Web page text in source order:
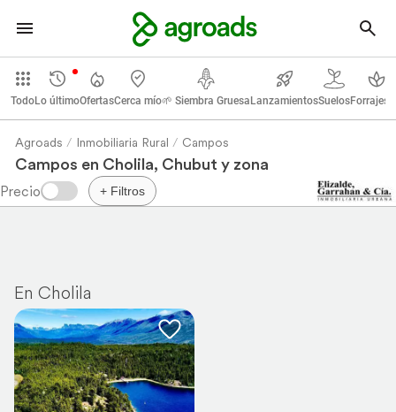
TodoLo últimoOfertasCerca mío🌱 Siembra Gruesa LanzamientosSuelosForrajes
Agroads Inmobiliaria Rural Campos
Campos en Cholila, Chubut y zona
+ Filtros
En Cholila